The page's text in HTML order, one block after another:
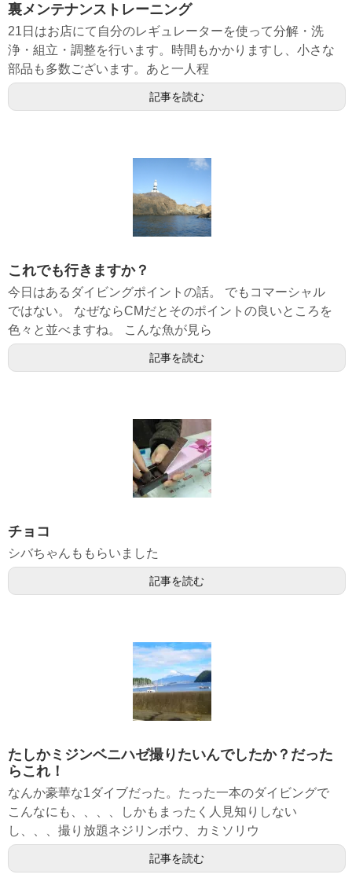
裏メンテナンストレーニング
21日はお店にて自分のレギュレーターを使って分解・洗
浄・組立・調整を行います。時間もかかりますし、小さな
部品も多数ございます。あと一人程
記事を読む
これでも行きますか？
今日はあるダイビングポイントの話。 でもコマーシャル
ではない。 なぜならCMだとそのポイントの良いところを
色々と並べますね。 こんな魚が見ら
記事を読む
チョコ
シバちゃんももらいました
記事を読む
たしかミジンベニハゼ撮りたいんでしたか？だった
らこれ！
なんか豪華な1ダイブだった。たった一本のダイビングで
こんなにも、、、、しかもまったく人見知りしない
し、、、撮り放題ネジリンボウ、カミソリウ
記事を読む